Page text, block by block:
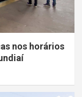
nos horários